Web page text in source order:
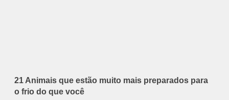
21 Animais que estão muito mais preparados para
o frio do que você